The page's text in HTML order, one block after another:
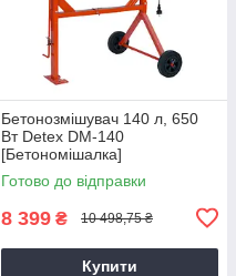
Бетонозмішувач 140 л, 650
Вт Detex DM-140
[Бетономішалка]
Готово до відправки
8 399 ₴ 10 498,75 ₴
Купити